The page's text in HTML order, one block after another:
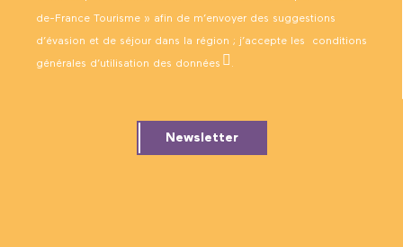
de-France Tourisme » afin de m’envoyer des suggestions
d’évasion et de séjour dans la région ; j’accepte les conditions
générales d’utilisation des données .
Newsletter